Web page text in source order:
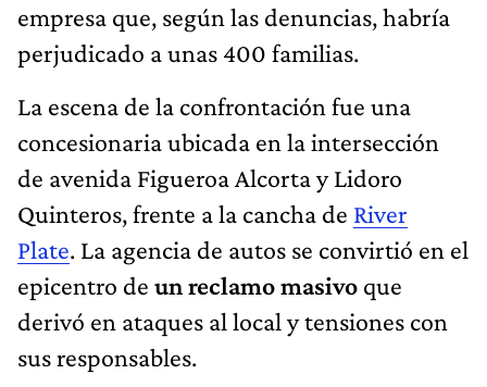
empresa que, según las denuncias, habría
perjudicado a unas 400 familias.
La escena de la confrontación fue una
concesionaria ubicada en la intersección
de avenida Figueroa Alcorta y Lidoro
Quinteros, frente a la cancha de River
Plate. La agencia de autos se convirtió en el
epicentro de un reclamo masivo que
derivó en ataques al local y tensiones con
sus responsables.